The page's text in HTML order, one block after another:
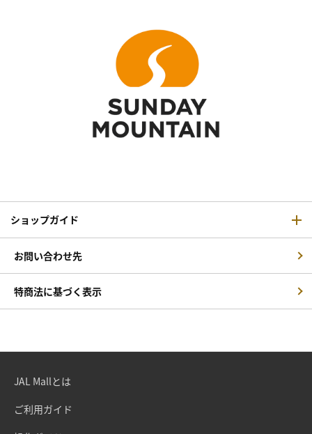
ショップガイド
お問い合わせ先
特商法に基づく表示
JAL Mallとは
ご利用ガイド